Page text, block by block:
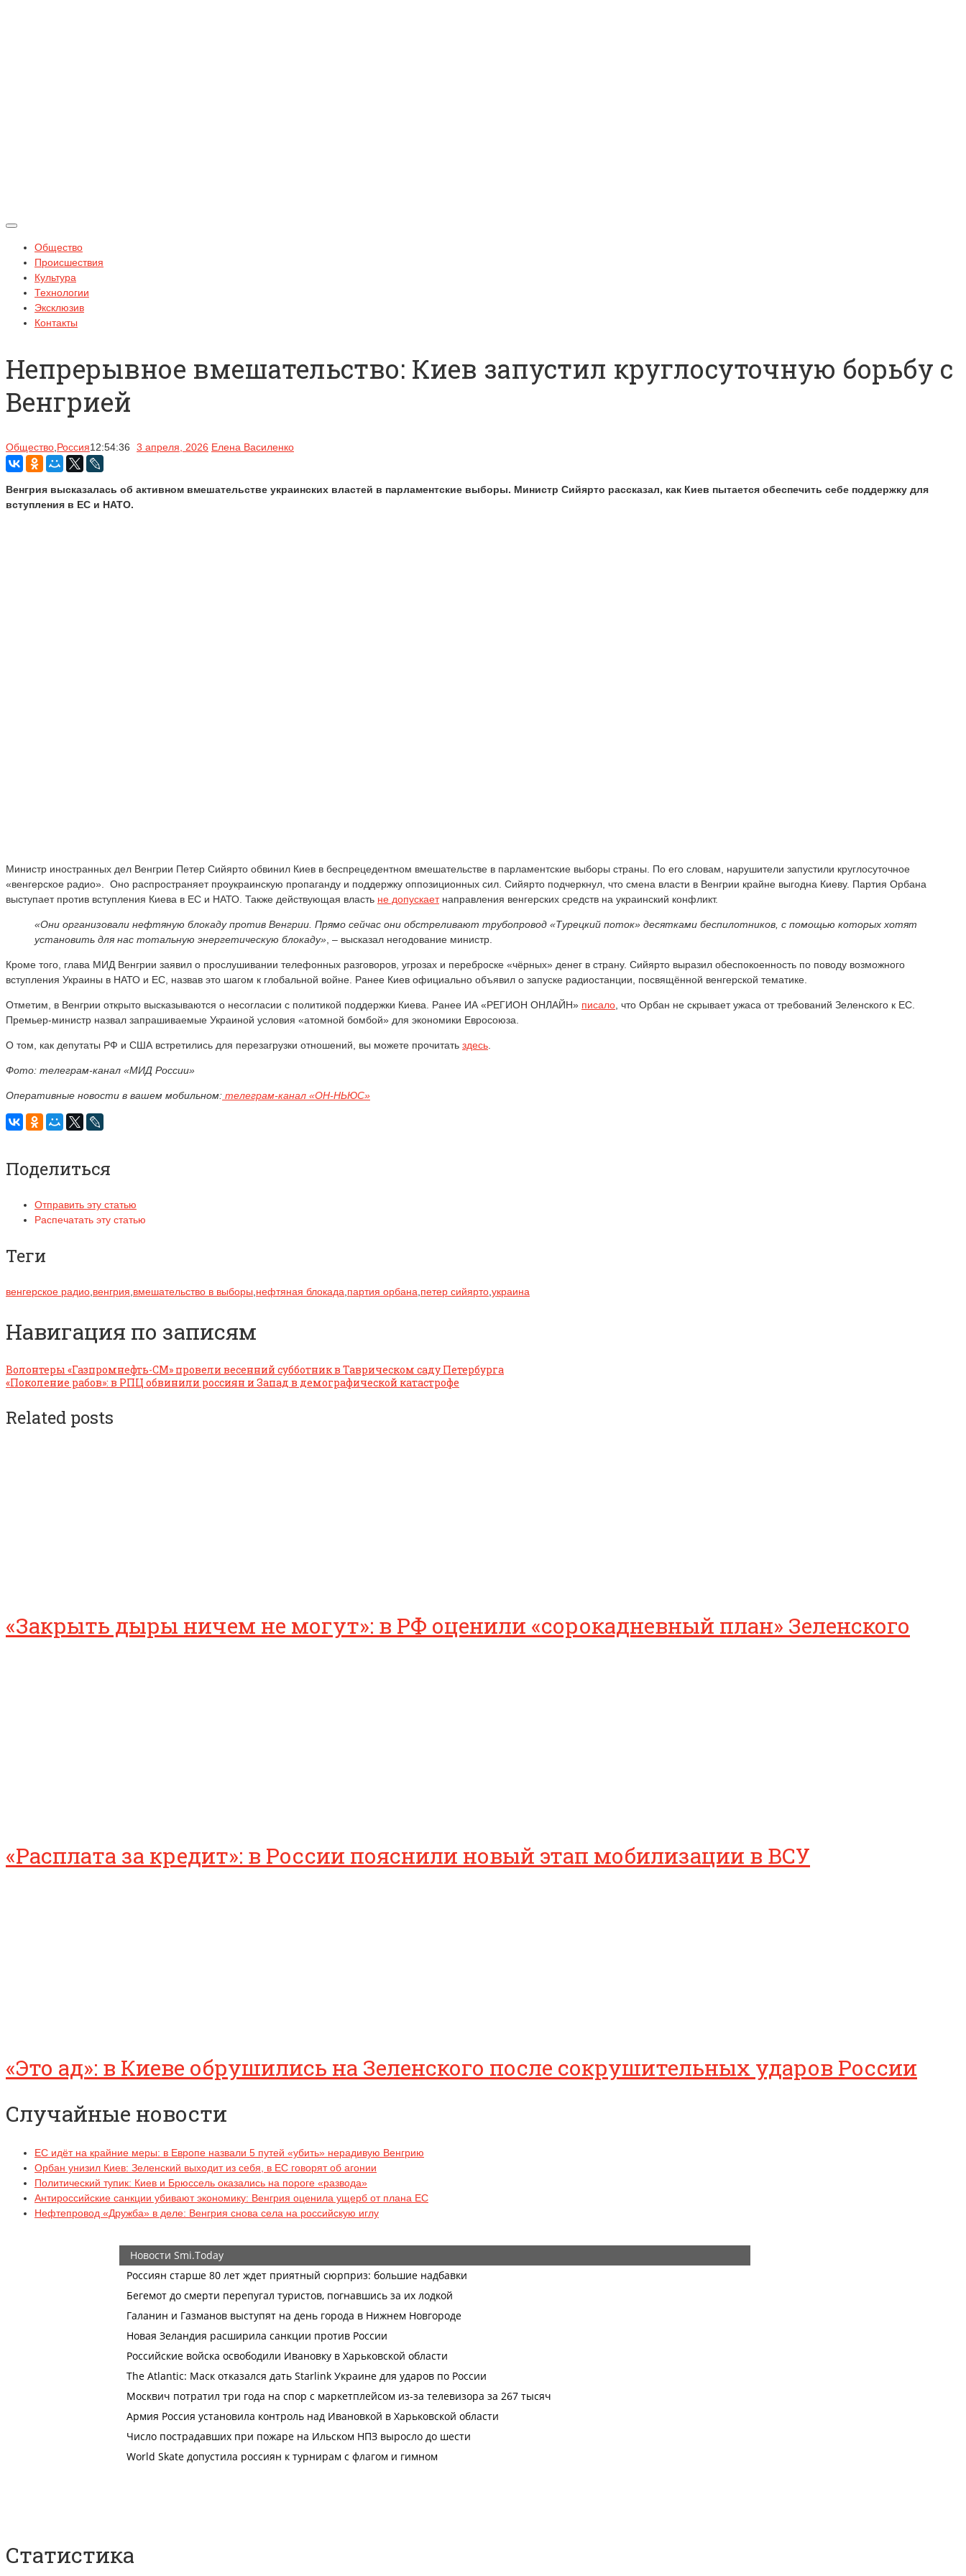
Общество
Происшествия
Культура
Технологии
Эксклюзив
Контакты
Непрерывное вмешательство: Киев запустил круглосуточную борьбу с
Венгрией
Общество Россия12:54:36 3 апреля, 2026 Елена Василенко
Венгрия высказалась об активном вмешательстве украинских властей в парламентские выборы. Министр Сийярто рассказал, как Киев пытается обеспечить себе поддержку для
вступления в ЕС и НАТО.
Министр иностранных дел Венгрии Петер Сийярто обвинил Киев в беспрецедентном вмешательстве в парламентские выборы страны. По его словам, нарушители запустили круглосуточное
«венгерское радио». Оно распространяет проукраинскую пропаганду и поддержку оппозиционных сил. Сийярто подчеркнул, что смена власти в Венгрии крайне выгодна Киеву. Партия Орбана
выступает против вступления Киева в ЕС и НАТО. Также действующая власть не допускаетнаправления венгерских средств на украинский конфликт.
«Они организовали нефтяную блокаду против Венгрии. Прямо сейчас они обстреливают трубопровод «Турецкий поток» десятками беспилотников, с помощью которых хотят
установить для нас тотальную энергетическую блокаду» , – высказал негодование министр.
Кроме того, глава МИД Венгрии заявил о прослушивании телефонных разговоров, угрозах и переброске «чёрных» денег в страну. Сийярто выразил обеспокоенность по поводу возможного
вступления Украины в НАТО и ЕС, назвав это шагом к глобальной войне. Ранее Киев официально объявил о запуске радиостанции, посвящённой венгерской тематике.
Отметим, в Венгрии открыто высказываются о несогласии с политикой поддержки Киева. Ранее ИА «РЕГИОН ОНЛАЙН» писало , что Орбан не скрывает ужаса от требований Зеленского к ЕС.
Премьер-министр назвал запрашиваемые Украиной условия «атомной бомбой» для экономики Евросоюза.
О том, как депутаты РФ и США встретились для перезагрузки отношений, вы можете прочитать здесь
Фото: телеграм-канал «МИД России»
Оперативные новости в вашем мобильном: телеграм-канал «ОН-НЬЮС»
Поделиться
Отправить эту статью
Распечатать эту статью
Теги
венгерское радио венгрия вмешательство в выборы нефтяная блокада партия орбана петер сийярто украина
Навигация по записям
Волонтеры «Газпромнефть-СМ» провели весенний субботник в Таврическом саду Петербурга
«Поколение рабов»: в РПЦ обвинили россиян и Запад в демографической катастрофе
Related posts
«Закрыть дыры ничем не могут»: в РФ оценили «сорокадневный план» Зеленского
«Расплата за кредит»: в России пояснили новый этап мобилизации в ВСУ
«Это ад»: в Киеве обрушились на Зеленского после сокрушительных ударов России
Случайные новости
ЕС идёт на крайние меры: в Европе назвали 5 путей «убить» нерадивую Венгрию
Орбан унизил Киев: Зеленский выходит из себя, в ЕС говорят об агонии
Политический тупик: Киев и Брюссель оказались на пороге «развода»
Антироссийские санкции убивают экономику: Венгрия оценила ущерб от плана ЕС
Нефтепровод «Дружба» в деле: Венгрия снова села на российскую иглу
Статистика